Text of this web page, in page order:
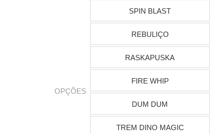
OPÇÕES
SPIN BLAST
REBULIÇO
RASKAPUSKA
FIRE WHIP
DUM DUM
TREM DINO MAGIC